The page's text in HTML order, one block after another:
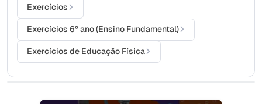
Exercícios
Exercícios 6º ano (Ensino Fundamental)
Exercícios de Educação Física